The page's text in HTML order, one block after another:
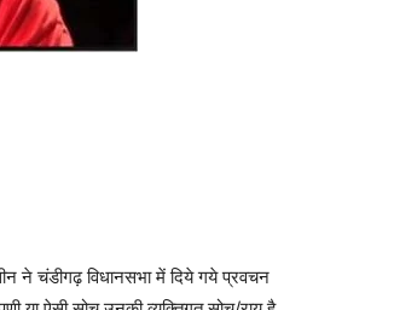
ने चंडीगढ़ विधानसभा में दिये गये प्रवचन